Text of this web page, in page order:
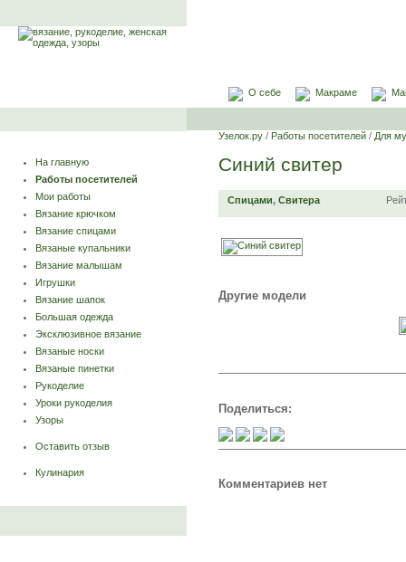
О себе Макраме
На главную
Работы посетителей
Мои работы
Вязание крючком
Вязание спицами
Вязаные купальники
Вязание малышам
Игрушки
Вязание шапок
Большая одежда
Эксклюзивное вязание
Вязаные носки
Вязаные пинетки
Рукоделие
Уроки рукоделия
Узоры
Оставить отзыв
Кулинария
Узелок.ру / Работы посетителей / Для
Синий свитер
Спицами, Свитера
Другие модели
Поделиться:
Комментариев нет